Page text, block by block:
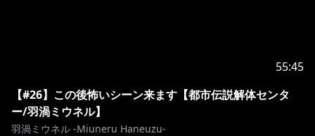
55:45
【#26】この後怖いシーン来ます【都市伝説解体センタ
ー/羽渦ミウネル】
羽渦ミウネル -Miuneru Haneuzu-